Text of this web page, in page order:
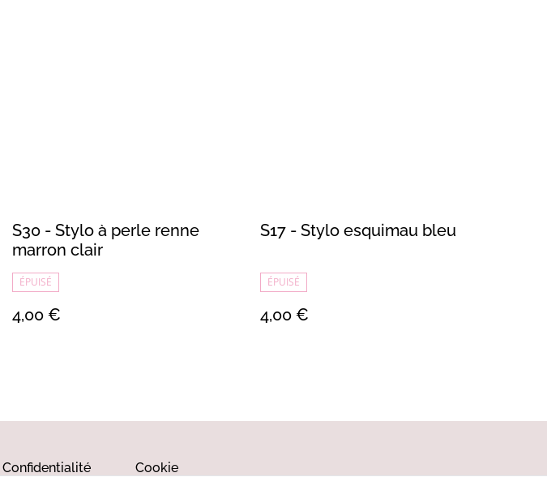
S30 - Stylo à perle renne
marron clair
ÉPUISÉ
4,00 €
S17 - Stylo esquimau bleu
ÉPUISÉ
4,00 €
Confidentialité Cookie